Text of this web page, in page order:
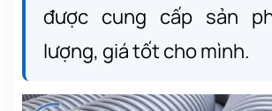
được cung cấp sản
lượng, giá tốt cho mình.